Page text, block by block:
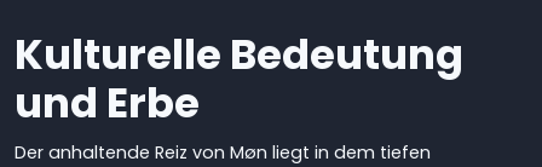
Kulturelle Bedeutung
und Erbe
Der anhaltende Reiz von Møn liegt in dem tiefen